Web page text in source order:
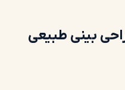
بینی طبیعی